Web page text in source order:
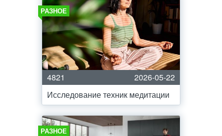
РАЗНОЕ
4821
2026-05-22
Исследование техник медитации
РАЗНОЕ